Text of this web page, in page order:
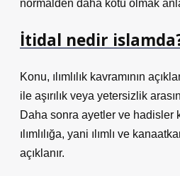
normalden daha kötü olmak
İtidal nedir
Konu, ılımlılık kavramının
ile aşırılık veya yetersizlik
Daha sonra ayetler ve hadisler
ılımlılığa, yani ılımlı ve
açıklanır.